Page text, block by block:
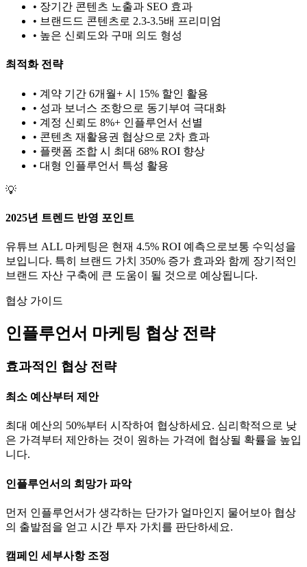
• 장기간 콘텐츠 노출과 SEO 효과
• 브랜드드 콘텐츠로 2.3-3.5배 프리미엄
• 높은 신뢰도와 구매 의도 형성
최적화 전략
• 계약 기간 6개월+ 시 15% 할인 활용
• 성과 보너스 조항으로 동기부여 극대화
• 계정 신뢰도 8%+ 인플루언서 선별
• 콘텐츠 재활용권 협상으로 2차 효과
• 플랫폼 조합 시 최대 68% ROI 향상
• 대형 인플루언서 특성 활용
💡
2025년 트렌드 반영 포인트
유튜브 ALL 마케팅은 현재 4.5% ROI 예측으로 보통 수익성을
보입니다. 특히 브랜드 가치 350% 증가 효과와 함께 장기적인
브랜드 자산 구축에 큰 도움이 될 것으로 예상됩니다.
협상 가이드
인플루언서 마케팅 협상 전략
효과적인 협상 전략
최소 예산부터 제안
최대 예산의 50%부터 시작하여 협상하세요. 심리학적으로 낮
은 가격부터 제안하는 것이 원하는 가격에 협상될 확률을 높입
니다.
인플루언서의 희망가 파악
먼저 인플루언서가 생각하는 단가가 얼마인지 물어보아 협상
의 출발점을 얻고 시간 투자 가치를 판단하세요.
캠페인 세부사항 조정